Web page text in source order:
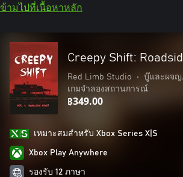
ข้ามไปที่เนื้อหาหลัก
Creepy Shift:
Red Limb Studio • บู๊และผจญ
เกมจำลองสถานการณ์
฿349.00
เหมาะสมสําหรับ Xbox Series X|S
Xbox Play Anywhere
รองรับ 12 ภาษา